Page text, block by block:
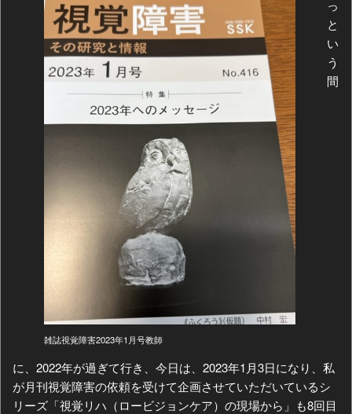
雑誌視覚障害2023年1月号教師
っ
と
い
う
間
に、2022年が過ぎて行き、今日は、2023年1月3日になり、私
が月刊視覚障害の依頼を受けて企画させていただいているシ
リーズ「視覚リハ（ロービジョンケア）の現場から」も8回目